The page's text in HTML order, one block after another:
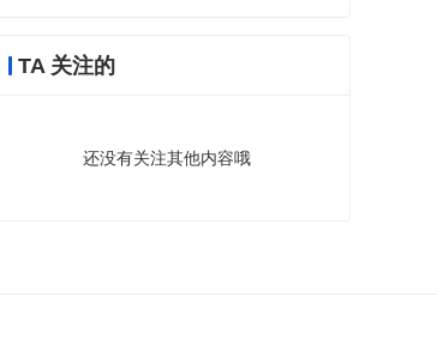
TA 关注的
还没有关注其他内容哦